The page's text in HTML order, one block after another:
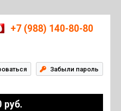
+7 (988) 140-80-80
Забыли пароль
руб.